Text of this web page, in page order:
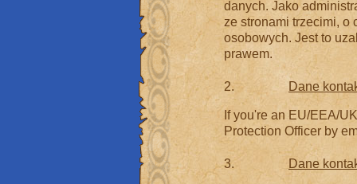
danych. Jako
ze stronami trzecimi, o
osobowych. Jest to
prawem.
2. Dane
If you're an EU/EEA/
Protection Officer by
3. Dane